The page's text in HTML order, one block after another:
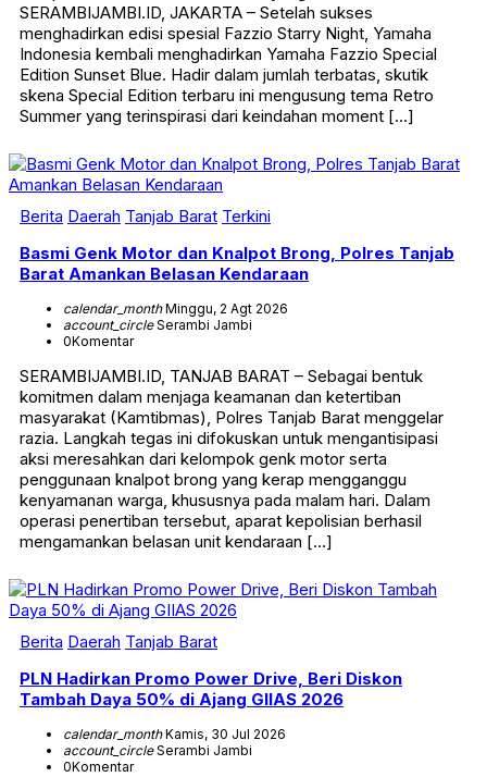
SERAMBIJAMBI.ID, JAKARTA – Setelah sukses
menghadirkan edisi spesial Fazzio Starry Night, Yamaha
Indonesia kembali menghadirkan Yamaha Fazzio Special
Edition Sunset Blue. Hadir dalam jumlah terbatas, skutik
skena Special Edition terbaru ini mengusung tema Retro
Summer yang terinspirasi dari keindahan moment […]
Berita Daerah Tanjab Barat Terkini
Basmi Genk Motor dan Knalpot Brong, Polres Tanjab
Barat Amankan Belasan Kendaraan
calendar_monthMinggu, 2 Agt 2026
account_circleSerambi Jambi
0Komentar
SERAMBIJAMBI.ID, TANJAB BARAT – Sebagai bentuk
komitmen dalam menjaga keamanan dan ketertiban
masyarakat (Kamtibmas), Polres Tanjab Barat menggelar
razia. Langkah tegas ini difokuskan untuk mengantisipasi
aksi meresahkan dari kelompok genk motor serta
penggunaan knalpot brong yang kerap mengganggu
kenyamanan warga, khususnya pada malam hari. Dalam
operasi penertiban tersebut, aparat kepolisian berhasil
mengamankan belasan unit kendaraan […]
Berita Daerah Tanjab Barat
PLN Hadirkan Promo Power Drive, Beri Diskon
Tambah Daya 50% di Ajang GIIAS 2026
calendar_monthKamis, 30 Jul 2026
account_circleSerambi Jambi
0Komentar